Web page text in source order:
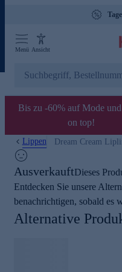
Menü Ansicht
Bis zu -60% auf Mode
on top!
Lippen Dream Cream
AusverkauftDieses
Entdecken Sie unsere
benachrichtigen, sobald es
Alternative